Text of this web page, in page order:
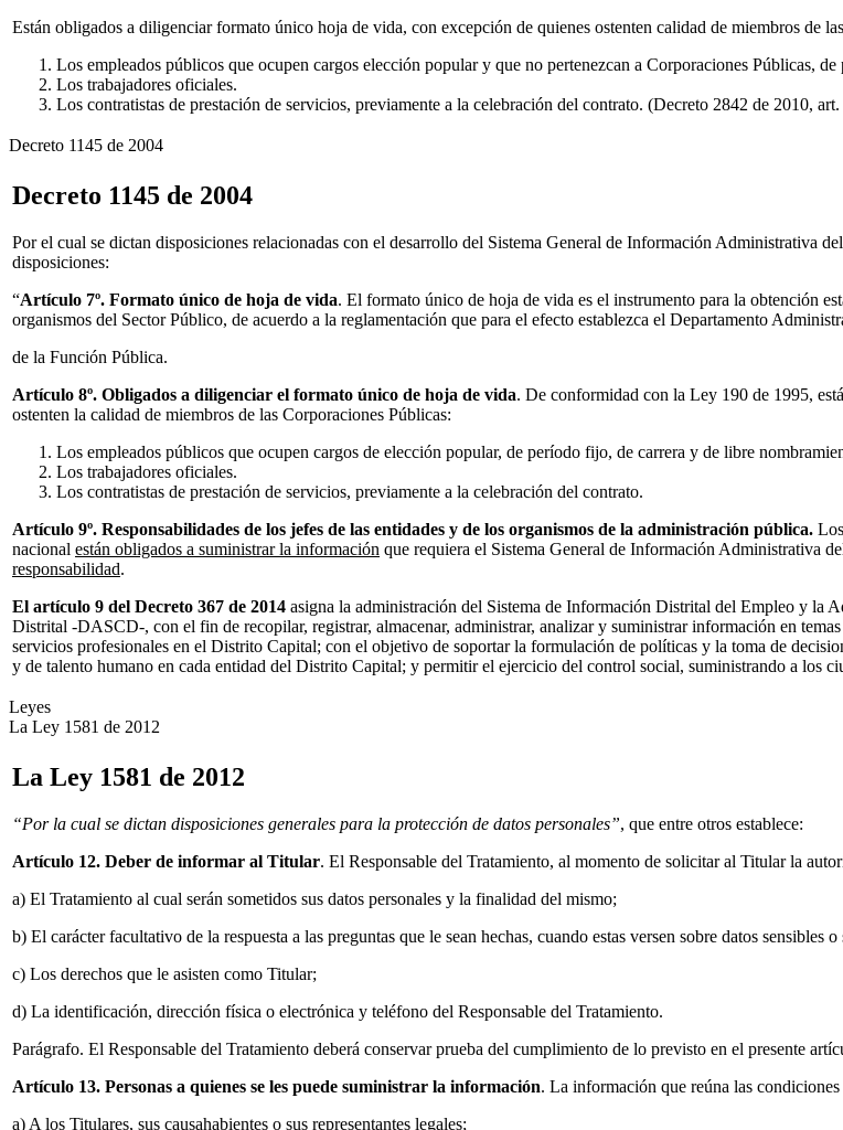
Están obligados a diligenciar formato único hoja de vida, con excepción de quienes ostenten calidad de miembros de
Los empleados públicos que ocupen cargos elección popular y que no pertenezcan a Corporaciones Públicas,
Los trabajadores oficiales.
Los contratistas de prestación de servicios, previamente a la celebración del contrato. (Decreto 2842 de 2010,
Decreto 1145 de 2004
Decreto 1145 de 2004
Por el cual se dictan disposiciones relacionadas con el desarrollo del Sistema General de Información Administrativa
disposiciones:
“Artículo 7º. Formato único de hoja de vida. El formato único de hoja de vida es el instrumento para la obtención
organismos del Sector Público, de acuerdo a la reglamentación que para el efecto establezca el Departamento
de la Función Pública.
Artículo 8º. Obligados a diligenciar el formato único de hoja de vida. De conformidad con la Ley 190 de 1995,
ostenten la calidad de miembros de las Corporaciones Públicas:
Los empleados públicos que ocupen cargos de elección popular, de período fijo, de carrera y de libre
Los trabajadores oficiales.
Los contratistas de prestación de servicios, previamente a la celebración del contrato.
Artículo 9º. Responsabilidades de los jefes de las entidades y de los organismos de la administración pública.
nacional están obligados a suministrar la información que requiera el Sistema General de Información Administrativa
responsabilidad.
El artículo 9 del Decreto 367 de 2014 asigna la administración del Sistema de Información Distrital del Empleo y
Distrital -DASCD-, con el fin de recopilar, registrar, almacenar, administrar, analizar y suministrar información en
servicios profesionales en el Distrito Capital; con el objetivo de soportar la formulación de políticas y la toma de
y de talento humano en cada entidad del Distrito Capital; y permitir el ejercicio del control social, suministrando a los
Leyes
La Ley 1581 de 2012
La Ley 1581 de 2012
“Por la cual se dictan disposiciones generales para la protección de datos personales”, que entre otros establece:
Artículo 12. Deber de informar al Titular. El Responsable del Tratamiento, al momento de solicitar al Titular la
a) El Tratamiento al cual serán sometidos sus datos personales y la finalidad del mismo;
b) El carácter facultativo de la respuesta a las preguntas que le sean hechas, cuando estas versen sobre datos sensibles
c) Los derechos que le asisten como Titular;
d) La identificación, dirección física o electrónica y teléfono del Responsable del Tratamiento.
Parágrafo. El Responsable del Tratamiento deberá conservar prueba del cumplimiento de lo previsto en el presente
Artículo 13. Personas a quienes se les puede suministrar la información. La información que reúna las condiciones
a) A los Titulares, sus causahabientes o sus representantes legales;